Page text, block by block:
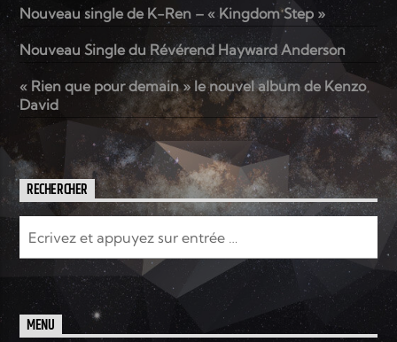
Nouveau single de K-Ren – « Kingdom Step »
Nouveau Single du Révérend Hayward Anderson
« Rien que pour demain » le nouvel album de Kenzo
David
RECHERCHER
MENU